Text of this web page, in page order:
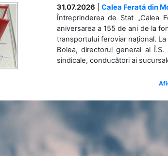
31.07.2026
Calea Ferată din
Întreprinderea de Stat „Calea
aniversarea a 155 de ani de la
transportului feroviar național.
Bolea, directorul general al
sindicale, conducători ai